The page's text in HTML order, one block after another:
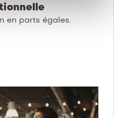
en parts égales.